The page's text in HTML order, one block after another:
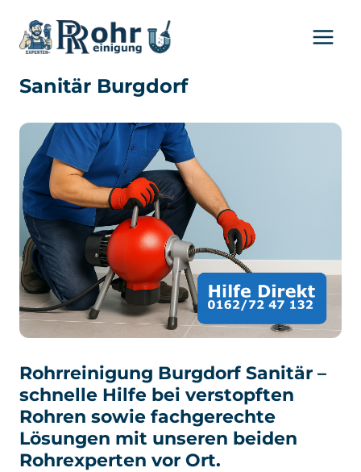
Inhalt
springen
Sanitär Burgdorf
Rohrreinigung Burgdorf Sanitär –
schnelle Hilfe bei verstopften
Rohren sowie fachgerechte
Lösungen mit unseren beiden
Rohrexperten vor Ort.